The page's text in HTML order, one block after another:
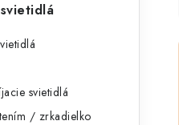
svietidlá
/ zrkadielko